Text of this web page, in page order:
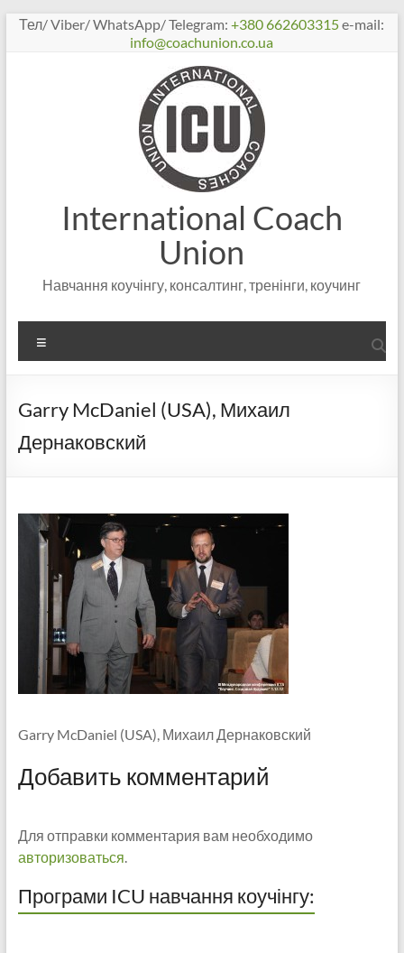
Перейти
Тел/ Viber/ WhatsApp/ Telegram:+380 662603315e-mail:
info@coachunion.co.ua
International Coach
Union
Навчання коучінгу, консалтинг, тренінги, коучинг
Garry McDaniel (USA), Михаил
Дернаковский
Garry McDaniel (USA), Михаил Дернаковский
Добавить комментарий
Для отправки комментария вам необходимо
авторизоваться.
Програми ICU навчання коучінгу: